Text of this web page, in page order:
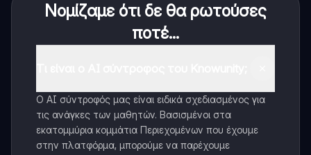
Νομίζαμε ότι δε θα ρωτούσες
ποτέ...
Ο AI σύντροφός μας είναι ειδικά σχεδιασμένος για
τις ανάγκες των μαθητών. Βασισμένοι στα
εκατομμύρια κομμάτια Περιεχομένων που έχουμε
στην πλατφόρμα, μπορούμε να παρέχουμε